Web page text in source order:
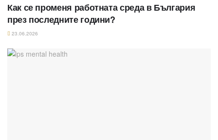
Как се променя работната среда в България
през последните години?
23.06.2026